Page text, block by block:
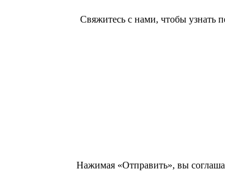
Свяжитесь с нами, чтобы узнать
Нажимая «Отправить», вы